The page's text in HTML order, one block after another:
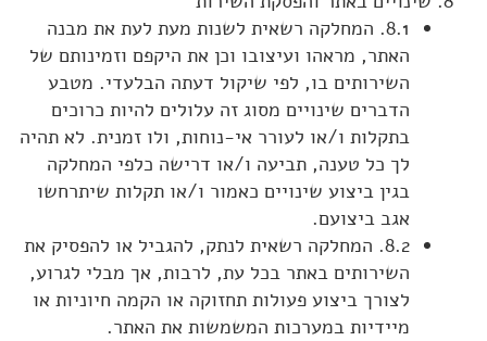
8.1. המחלקה רשאית לשנות מעת לעת את מבנה
האתר, מראהו ועיצובו וכן את היקפם וזמינותם של
השירותים בו, לפי שיקול דעתה הבלעדי. מטבע
הדברים שינויים מסוג זה עלולים להיות כרוכים
בתקלות ו/או לעורר אי-נוחות, ולו זמנית. לא תהיה
לך כל טענה, תביעה ו/או דרישה כלפי המחלקה
בגין ביצוע שינויים כאמור ו/או תקלות שיתרחשו
אגב ביצועם.
8.2. המחלקה רשאית לנתק, להגביל או להפסיק את
השירותים באתר בכל עת, לרבות, אך מבלי לגרוע,
לצורך ביצוע פעולות תחזוקה או הקמה חיוניות או
מיידיות במערכות המשמשות את האתר.